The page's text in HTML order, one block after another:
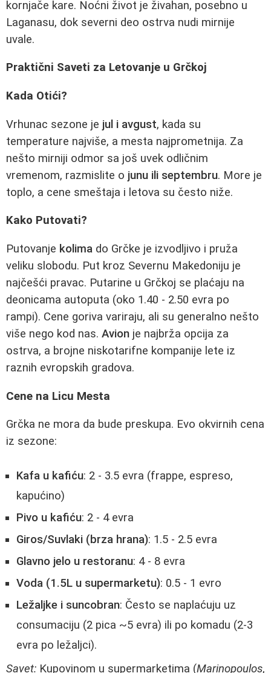
kornjače kare. Noćni život je živahan, posebno u
Laganasu, dok severni deo ostrva nudi mirnije
uvale.
Praktični Saveti za Letovanje u Grčkoj
Kada Otići?
Vrhunac sezone je jul i avgust, kada su
temperature najviše, a mesta najprometnija. Za
nešto mirniji odmor sa još uvek odličnim
vremenom, razmislite o junu ili septembru. More je
toplo, a cene smeštaja i letova su često niže.
Kako Putovati?
Putovanje kolima do Grčke je izvodljivo i pruža
veliku slobodu. Put kroz Severnu Makedoniju je
najčešći pravac. Putarine u Grčkoj se plaćaju na
deonicama autoputa (oko 1.40 - 2.50 evra po
rampi). Cene goriva variraju, ali su generalno nešto
više nego kod nas. Avion je najbrža opcija za
ostrva, a brojne niskotarifne kompanije lete iz
raznih evropskih gradova.
Cene na Licu Mesta
Grčka ne mora da bude preskupa. Evo okvirnih cena
iz sezone:
Kafa u kafiću: 2 - 3.5 evra (frappe, espreso,
kapućino)
Pivo u kafiću: 2 - 4 evra
Giros/Suvlaki (brza hrana): 1.5 - 2.5 evra
Glavno jelo u restoranu: 4 - 8 evra
Voda (1.5L u supermarketu): 0.5 - 1 evro
Ležaljke i suncobran: Često se naplaćuju uz
consumaciju (2 pica ~5 evra) ili po komadu (2-3
evra po ležaljci).
Savet: Kupovinom u supermarketima (Marinopoulos,